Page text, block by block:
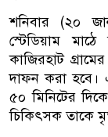
শনিবার (২০
স্টেডিয়াম
কাজিরহাট
দাফন করা হবে।
৫০ মিনিটের
চিকিৎসক তাকে